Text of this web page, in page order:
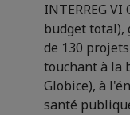
INTERREG
budget total),
de 130
touchant à la
Globice), à
santé